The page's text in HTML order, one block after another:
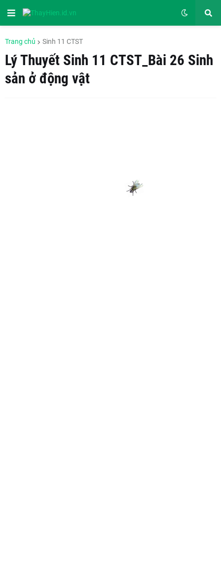
Trang chủ Sinh 11 CTST
Lý Thuyết Sinh 11 CTST_Bài 26 Sinh
sản ở động vật